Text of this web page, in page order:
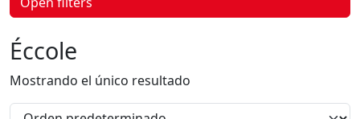
o
d
u
c
t
o
Éccole
Mostrando el único resultado